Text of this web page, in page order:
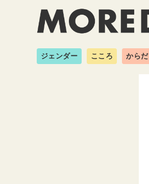
ジェンダー こころ からだ